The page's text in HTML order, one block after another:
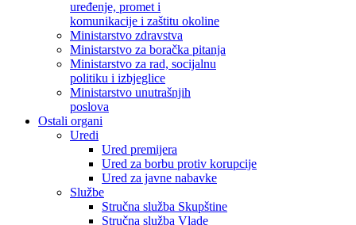
uređenje, promet i
komunikacije i zaštitu okoline
Ministarstvo zdravstva
Ministarstvo za boračka pitanja
Ministarstvo za rad, socijalnu
politiku i izbjeglice
Ministarstvo unutrašnjih
poslova
Ostali organi
Uredi
Ured premijera
Ured za borbu protiv korupcije
Ured za javne nabavke
Službe
Stručna služba Skupštine
Stručna služba Vlade